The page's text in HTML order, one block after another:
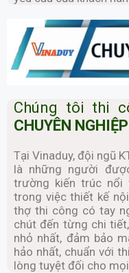
Chúng tôi thi
CHUYÊN NGHIỆP
Tại Vinaduy, đội ngũ
là những người
trường kiến trúc nổi
trong việc thiết kế
thợ thi công có tay
chút đến từng chi
nhỏ nhất, đảm bảo
hảo nhất, chuẩn với
lòng tuyệt đối cho